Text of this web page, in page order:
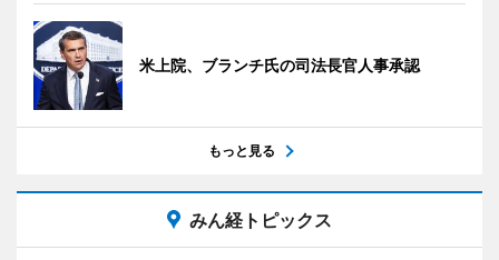
米上院、ブランチ氏の司法長官人事承認
もっと見る
みん経トピックス